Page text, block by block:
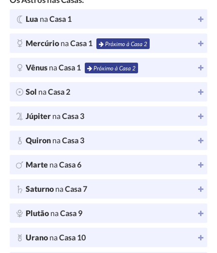
Lua naCasa 1
Mercúrio naCasa 1 Próximo à Casa 2
Vênus naCasa 1 Próximo à Casa 2
Sol naCasa 2
Júpiter naCasa 3
Quiron naCasa 3
Marte naCasa 6
Saturno naCasa 7
Plutão naCasa 9
Urano naCasa 10